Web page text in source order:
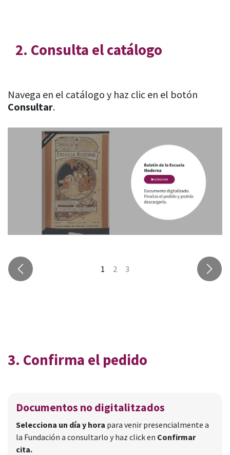
2. Consulta el catálogo
​Navega en el catálogo y haz clic en el botón
Consultar.
Anterior
3. Confirma el pedido
Documentos no digitalitzados
Selecciona un día y hora para venir presencialmente a
la Fundación a consultarlo y haz click en Confirmar
cita.